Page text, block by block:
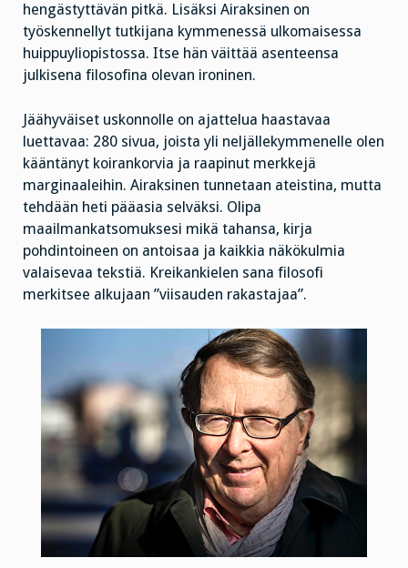
hengästyttävän pitkä. Lisäksi Airaksinen on
työskennellyt tutkijana kymmenessä ulkomaisessa
huippuyliopistossa. Itse hän väittää asenteensa
julkisena filosofina olevan ironinen.
Jäähyväiset uskonnolle on ajattelua haastavaa
luettavaa: 280 sivua, joista yli neljällekymmenelle olen
kääntänyt koirankorvia ja raapinut merkkejä
marginaaleihin. Airaksinen tunnetaan ateistina, mutta
tehdään heti pääasia selväksi. Olipa
maailmankatsomuksesi mikä tahansa, kirja
pohdintoineen on antoisaa ja kaikkia näkökulmia
valaisevaa tekstiä. Kreikankielen sana filosofi
merkitsee alkujaan ”viisauden rakastajaa”.